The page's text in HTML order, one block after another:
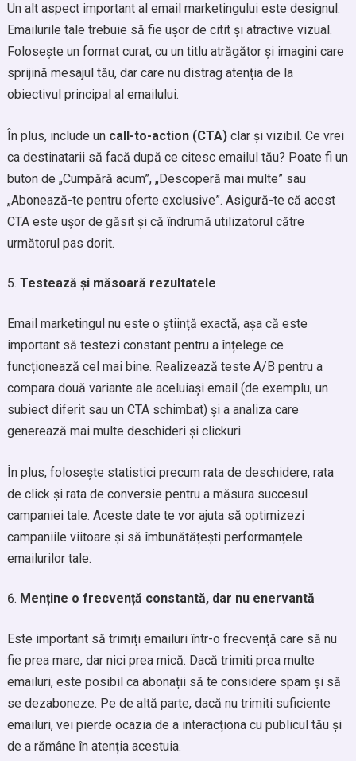
Un alt aspect important al email marketingului este designul.
Emailurile tale trebuie să fie ușor de citit și atractive vizual.
Folosește un format curat, cu un titlu atrăgător și imagini care
sprijină mesajul tău, dar care nu distrag atenția de la
obiectivul principal al emailului.
În plus, include un call-to-action (CTA)clar și vizibil. Ce vrei
ca destinatarii să facă după ce citesc emailul tău? Poate fi un
buton de „Cumpără acum”, „Descoperă mai multe” sau
„Abonează-te pentru oferte exclusive”. Asigură-te că acest
CTA este ușor de găsit și că îndrumă utilizatorul către
următorul pas dorit.
Testează și măsoară rezultatele
Email marketingul nu este o știință exactă, așa că este
important să testezi constant pentru a înțelege ce
funcționează cel mai bine. Realizează teste A/B pentru a
compara două variante ale aceluiași email (de exemplu, un
subiect diferit sau un CTA schimbat) și a analiza care
generează mai multe deschideri și clickuri.
În plus, folosește statistici precum rata de deschidere, rata
de click și rata de conversie pentru a măsura succesul
campaniei tale. Aceste date te vor ajuta să optimizezi
campaniile viitoare și să îmbunătățești performanțele
emailurilor tale.
Menține o frecvență constantă, dar nu enervantă
Este important să trimiți emailuri într-o frecvență care să nu
fie prea mare, dar nici prea mică. Dacă trimiti prea multe
emailuri, este posibil ca abonații să te considere spam și să
se dezaboneze. Pe de altă parte, dacă nu trimiti suficiente
emailuri, vei pierde ocazia de a interacționa cu publicul tău și
de a rămâne în atenția acestuia.